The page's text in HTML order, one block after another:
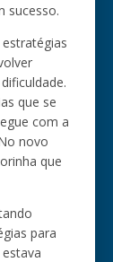
sucesso.
que se
com a
novo
que
para